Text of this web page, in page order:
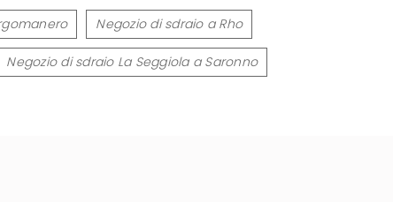
Negozio di sdraio a Rho
Negozio di sdraio La Seggiola a Saronno